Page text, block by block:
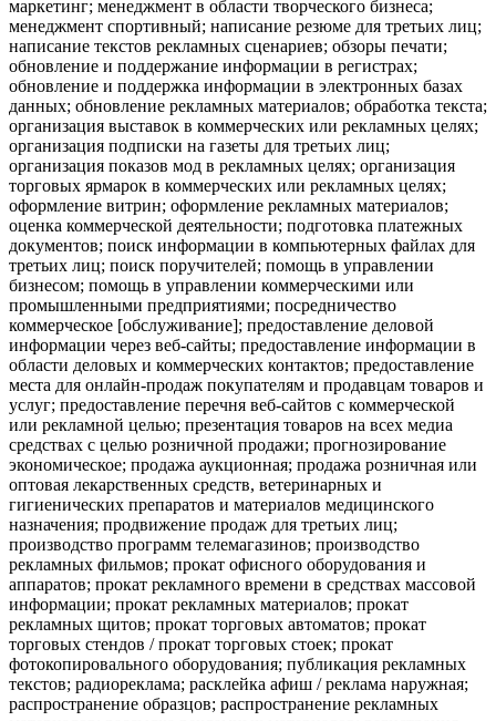
маркетинг; менеджмент в области творческого бизнеса;
менеджмент спортивный; написание резюме для третьих лиц;
написание текстов рекламных сценариев; обзоры печати;
обновление и поддержание информации в регистрах;
обновление и поддержка информации в электронных базах
данных; обновление рекламных материалов; обработка текста;
организация выставок в коммерческих или рекламных целях;
организация подписки на газеты для третьих лиц;
организация показов мод в рекламных целях; организация
торговых ярмарок в коммерческих или рекламных целях;
оформление витрин; оформление рекламных материалов;
оценка коммерческой деятельности; подготовка платежных
документов; поиск информации в компьютерных файлах для
третьих лиц; поиск поручителей; помощь в управлении
бизнесом; помощь в управлении коммерческими или
промышленными предприятиями; посредничество
коммерческое [обслуживание]; предоставление деловой
информации через веб-сайты; предоставление информации в
области деловых и коммерческих контактов; предоставление
места для онлайн-продаж покупателям и продавцам товаров и
услуг; предоставление перечня веб-сайтов с коммерческой
или рекламной целью; презентация товаров на всех медиа
средствах с целью розничной продажи; прогнозирование
экономическое; продажа аукционная; продажа розничная или
оптовая лекарственных средств, ветеринарных и
гигиенических препаратов и материалов медицинского
назначения; продвижение продаж для третьих лиц;
производство программ телемагазинов; производство
рекламных фильмов; прокат офисного оборудования и
аппаратов; прокат рекламного времени в средствах массовой
информации; прокат рекламных материалов; прокат
рекламных щитов; прокат торговых автоматов; прокат
торговых стендов / прокат торговых стоек; прокат
фотокопировального оборудования; публикация рекламных
текстов; радиореклама; расклейка афиш / реклама наружная;
распространение образцов; распространение рекламных